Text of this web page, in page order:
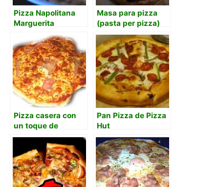
Pizza Napolitana
Marguerita
Masa para pizza
(pasta per pizza)
Pizza casera con
un toque de
Bruschetta de Oil &
Pan Pizza de Pizza
Hut